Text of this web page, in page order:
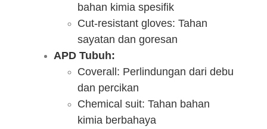
bahan kimia spesifik
Cut-resistant gloves: Tahan
sayatan dan goresan
APD Tubuh:
Coverall: Perlindungan dari debu
dan percikan
Chemical suit: Tahan bahan
kimia berbahaya